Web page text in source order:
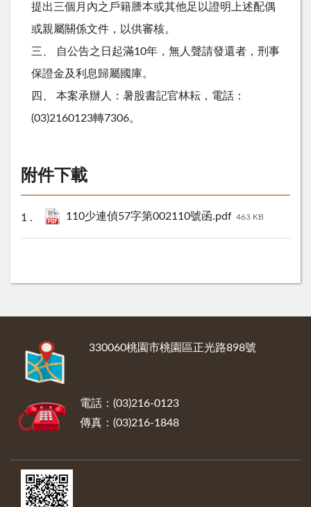
提出三個月內之戶籍謄本或其他足以證明上述配偶
或親屬關係文件，以供審核。
三、 自公告之日起滿10年，無人聲請發還者，刑事
保證金及利息歸屬國庫。
四、 本案承辦人：暑股書記官林耘，電話：
(03)2160123轉7306。
附件下載
110少連偵57字第002110號函.pdf 463 KB
330060桃園市桃園區正光路898號
電話：(03)216-0123
傳真：(03)216-1848